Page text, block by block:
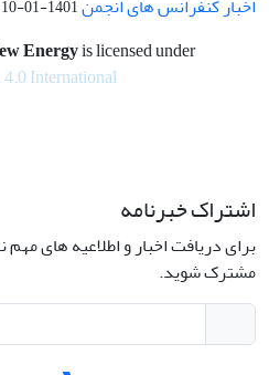
اخبار کنفرانس های انجمن1401-01-10
Energyis licensed under
International
اشتراک خبرنامه
برای دریافت اخبار و اطلاعیه های
مشترک شوید.